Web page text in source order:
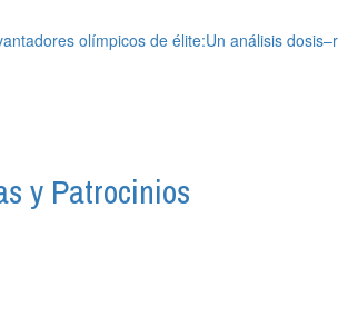
olímpicos de élite:Un análisis
y Patrocinios